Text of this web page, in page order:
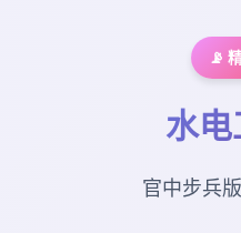
📡
水
官中步兵